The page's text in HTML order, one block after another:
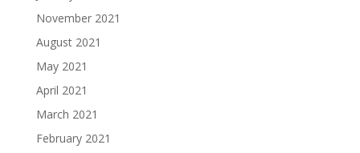
November 2021
August 2021
May 2021
April 2021
March 2021
February 2021